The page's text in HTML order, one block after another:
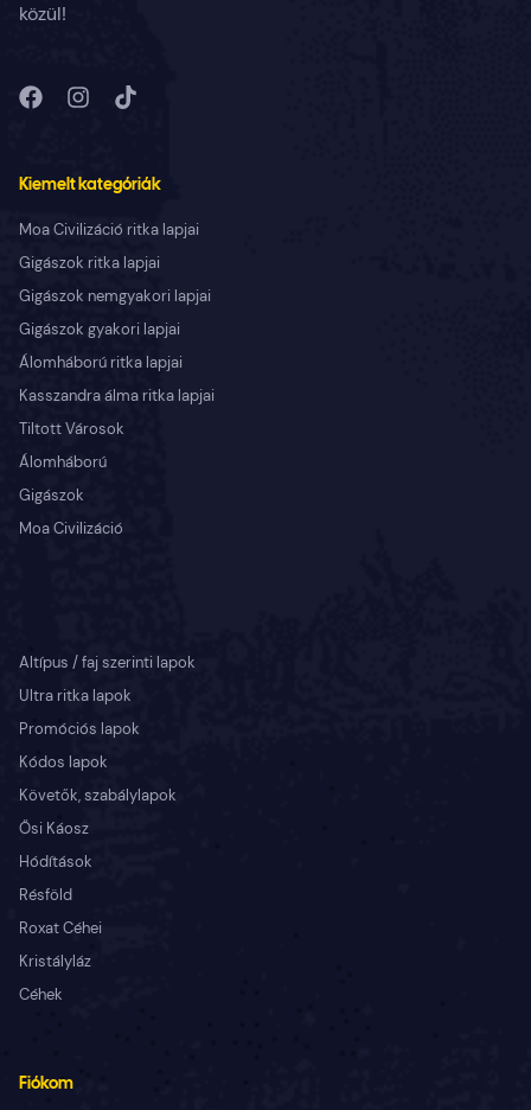
közül!
Kiemelt kategóriák
Moa Civilizáció ritka lapjai
Gigászok ritka lapjai
Gigászok nemgyakori lapjai
Gigászok gyakori lapjai
Álomháború ritka lapjai
Kasszandra álma ritka lapjai
Tiltott Városok
Álomháború
Gigászok
Moa Civilizáció
Altípus / faj szerinti lapok
Ultra ritka lapok
Promóciós lapok
Kódos lapok
Követők, szabálylapok
Ősi Káosz
Hódítások
Résföld
Roxat Céhei
Kristályláz
Céhek
Fiókom